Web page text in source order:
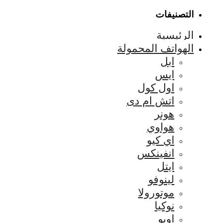
التصنيفات
الرئيسية
الهواتف المحمولة
ابل
ايس
اول كول
اتش ام دى
هونر
هواوي
اي كيو
انفينكس
ايتل
لينوفو
موتورولا
نوكيا
اوبو